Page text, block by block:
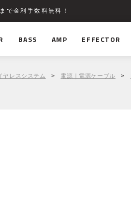
で金利手数料無料！
BASS AMP EFFECTOR
ヤレスシステム > 電源｜電源ケーブル >